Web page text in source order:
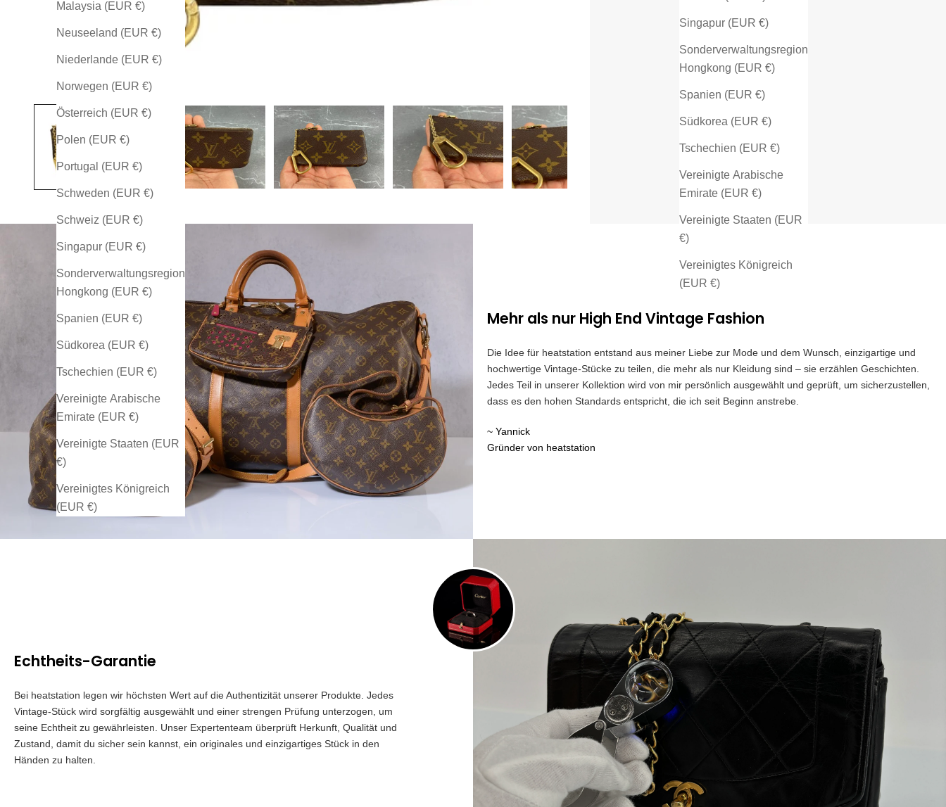
Singapur (EUR €)
Sonderverwaltungsregion
Hongkong (EUR €)
Spanien (EUR €)
Südkorea (EUR €)
Tschechien (EUR €)
Vereinigte Arabische
Emirate (EUR €)
Vereinigte Staaten (EUR
€)
Vereinigtes Königreich
(EUR €)
Malaysia (EUR €)
Neuseeland (EUR €)
Niederlande (EUR €)
Norwegen (EUR €)
Österreich (EUR €)
Polen (EUR €)
Portugal (EUR €)
Schweden (EUR €)
Schweiz (EUR €)
Singapur (EUR €)
Sonderverwaltungsregion
Hongkong (EUR €)
Spanien (EUR €)
Südkorea (EUR €)
Tschechien (EUR €)
Vereinigte Arabische
Emirate (EUR €)
Vereinigte Staaten (EUR
€)
Vereinigtes Königreich
(EUR €)
Mehr als nur High End Vintage Fashion
Die Idee für heatstation entstand aus meiner Liebe zur Mode und dem Wunsch, einzigartige und
hochwertige Vintage-Stücke zu teilen, die mehr als nur Kleidung sind – sie erzählen Geschichten.
Jedes Teil in unserer Kollektion wird von mir persönlich ausgewählt und geprüft, um sicherzustellen,
dass es den hohen Standards entspricht, die ich seit Beginn anstrebe.
~ Yannick
Gründer von heatstation
Echtheits-Garantie
Bei heatstation legen wir höchsten Wert auf die Authentizität unserer Produkte. Jedes
Vintage-Stück wird sorgfältig ausgewählt und einer strengen Prüfung unterzogen, um
seine Echtheit zu gewährleisten. Unser Expertenteam überprüft Herkunft, Qualität und
Zustand, damit du sicher sein kannst, ein originales und einzigartiges Stück in den
Händen zu halten.